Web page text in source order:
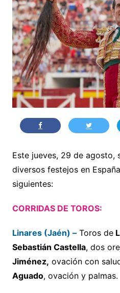
Este jueves, 29 de agosto,
diversos festejos en
siguientes:
CORRIDAS DE TOROS:
Linares (Jaén) – Toros de
Sebastián Castella, dos
Jiménez, ovación con
Aguado, ovación y palmas.